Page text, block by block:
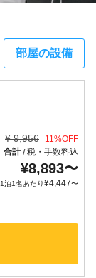
部屋の設備
¥ 9,956 11%OFF
合計/税・手数料込
¥8,893〜
1泊1名あたり¥4,447〜